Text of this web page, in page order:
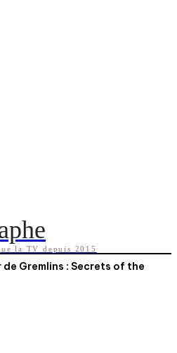
la TV depuis 2015
Gremlins : Secrets of the